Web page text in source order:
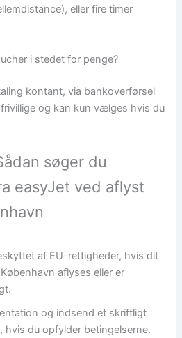
eller fire timer
i stedet for penge?
kontant, via bankoverførsel
og kan kun vælges hvis du
søger du
easyJet ved aflyst
af EU-rettigheder, hvis dit
aflyses eller er
og indsend et skriftligt
hvis du opfylder betingelserne.